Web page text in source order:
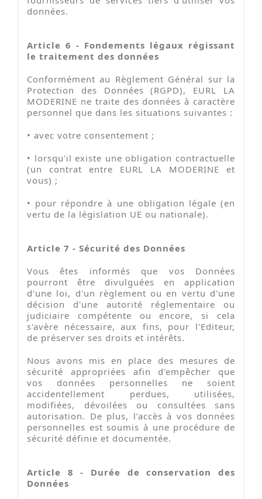
données.
Article 6 - Fondements légaux régissant
le traitement des données
Conformément au Règlement Général sur la
Protection des Données (RGPD), EURL LA
MODERINE ne traite des données à caractère
personnel que dans les situations suivantes :
• avec votre consentement ;
• lorsqu'il existe une obligation contractuelle
(un contrat entre EURL LA MODERINE et
vous) ;
• pour répondre à une obligation légale (en
vertu de la législation UE ou nationale).
Article 7 - Sécurité des Données
Vous êtes informés que vos Données
pourront être divulguées en application
d'une loi, d'un règlement ou en vertu d'une
décision d'une autorité réglementaire ou
judiciaire compétente ou encore, si cela
s'avère nécessaire, aux fins, pour l'Editeur,
de préserver ses droits et intérêts.
Nous avons mis en place des mesures de
sécurité appropriées afin d’empêcher que
vos données personnelles ne soient
accidentellement perdues, utilisées,
modifiées, dévoilées ou consultées sans
autorisation. De plus, l’accès à vos données
personnelles est soumis à une procédure de
sécurité définie et documentée.
Article 8 - Durée de conservation des
Données